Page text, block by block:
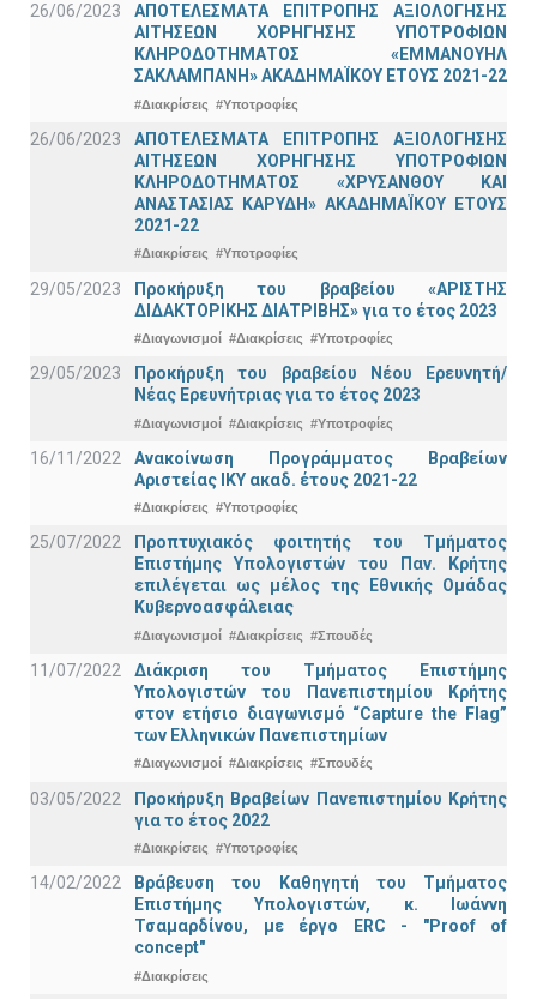
26/06/2023
ΑΠΟΤΕΛΕΣΜΑΤΑ ΕΠΙΤΡΟΠΗΣ ΑΞΙΟΛΟΓΗΣΗΣ
ΑΙΤΗΣΕΩΝ ΧΟΡΗΓΗΣΗΣ ΥΠΟΤΡΟΦΙΩΝ
ΚΛΗΡΟΔΟΤΗΜΑΤΟΣ «ΕΜΜΑΝΟΥΗΛ
ΣΑΚΛΑΜΠΑΝΗ» ΑΚΑΔΗΜΑΪΚΟΥ ΕΤΟΥΣ 2021-22
#Διακρίσεις #Υποτροφίες
26/06/2023
ΑΠΟΤΕΛΕΣΜΑΤΑ ΕΠΙΤΡΟΠΗΣ ΑΞΙΟΛΟΓΗΣΗΣ
ΑΙΤΗΣΕΩΝ ΧΟΡΗΓΗΣΗΣ ΥΠΟΤΡΟΦΙΩΝ
ΚΛΗΡΟΔΟΤΗΜΑΤΟΣ «ΧΡΥΣΑΝΘΟΥ ΚΑΙ
ΑΝΑΣΤΑΣΙΑΣ ΚΑΡΥΔΗ» ΑΚΑΔΗΜΑΪΚΟΥ ΕΤΟΥΣ
2021-22
#Διακρίσεις #Υποτροφίες
29/05/2023
Προκήρυξη του βραβείου «ΑΡΙΣΤΗΣ
ΔΙΔΑΚΤΟΡΙΚΗΣ ΔΙΑΤΡΙΒΗΣ» για το έτος 2023
#Διαγωνισμοί #Διακρίσεις #Υποτροφίες
29/05/2023
Προκήρυξη του βραβείου Νέου Ερευνητή/
Νέας Ερευνήτριας για το έτος 2023
#Διαγωνισμοί #Διακρίσεις #Υποτροφίες
16/11/2022
Ανακοίνωση Προγράμματος Βραβείων
Αριστείας ΙΚΥ ακαδ. έτους 2021-22
#Διακρίσεις #Υποτροφίες
25/07/2022
Προπτυχιακός φοιτητής του Τμήματος
Επιστήμης Υπολογιστών του Παν. Κρήτης
επιλέγεται ως μέλος της Εθνικής Ομάδας
Κυβερνοασφάλειας
#Διαγωνισμοί #Διακρίσεις #Σπουδές
11/07/2022
Διάκριση του Τμήματος Επιστήμης
Υπολογιστών του Πανεπιστημίου Κρήτης
στον ετήσιο διαγωνισμό “Capture the Flag”
των Ελληνικών Πανεπιστημίων
#Διαγωνισμοί #Διακρίσεις #Σπουδές
03/05/2022
Προκήρυξη Βραβείων Πανεπιστημίου Κρήτης
για το έτος 2022
#Διακρίσεις #Υποτροφίες
14/02/2022
Βράβευση του Καθηγητή του Τμήματος
Επιστήμης Υπολογιστών, κ. Ιωάννη
Τσαμαρδίνου, με έργο ERC - "Proof of
concept"
#Διακρίσεις